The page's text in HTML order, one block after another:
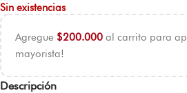
Sin existencias
Agregue $200.000 al carrito para
mayorista!
Descripción